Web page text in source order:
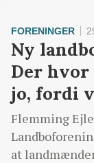
FORENINGER
Ny
Der hvor
jo, fordi
Flemming
at